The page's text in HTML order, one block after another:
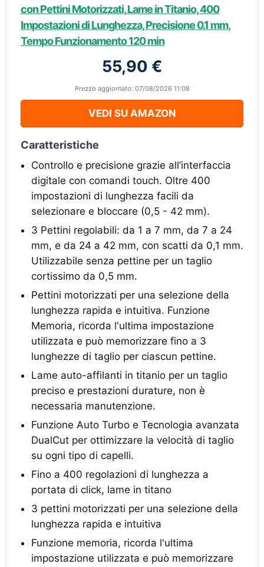
con Pettini Motorizzati, Lame in Titanio, 400
Impostazioni di Lunghezza, Precisione 0.1 mm,
Tempo Funzionamento 120 min
55,90 €
Prezzo aggiornato: 07/08/2026 11:08
VEDI SU AMAZON
Caratteristiche
Controllo e precisione grazie all’interfaccia
digitale con comandi touch. Oltre 400
impostazioni di lunghezza facili da
selezionare e bloccare (0,5 - 42 mm).
3 Pettini regolabili: da 1 a 7 mm, da 7 a 24
mm, e da 24 a 42 mm, con scatti da 0,1 mm.
Utilizzabile senza pettine per un taglio
cortissimo da 0,5 mm.
Pettini motorizzati per una selezione della
lunghezza rapida e intuitiva. Funzione
Memoria, ricorda l'ultima impostazione
utilizzata e può memorizzare fino a 3
lunghezze di taglio per ciascun pettine.
Lame auto-affilanti in titanio per un taglio
preciso e prestazioni durature, non è
necessaria manutenzione.
Funzione Auto Turbo e Tecnologia avanzata
DualCut per ottimizzare la velocità di taglio
su ogni tipo di capelli.
Fino a 400 regolazioni di lunghezza a
portata di click, lame in titano
3 pettini motorizzati per una selezione della
lunghezza rapida e intuitiva
Funzione memoria, ricorda l'ultima
impostazione utilizzata e può memorizzare